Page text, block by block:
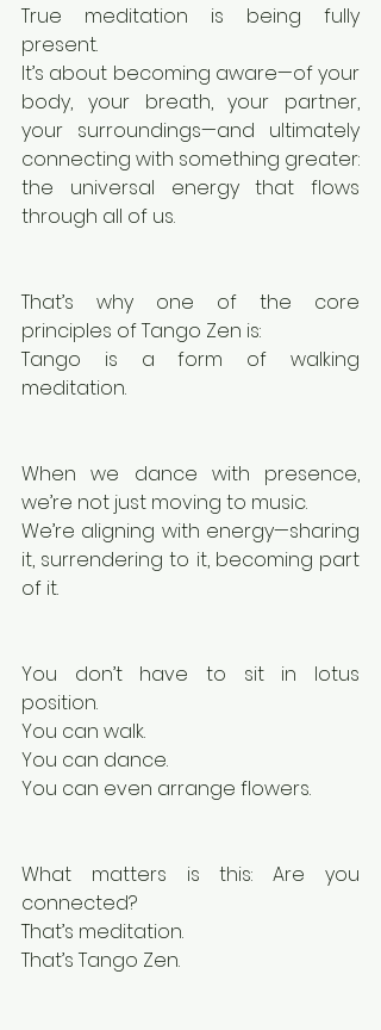
True meditation is being fully
present.
It’s about becoming aware—of your
body, your breath, your partner,
your surroundings—and ultimately
connecting with something greater:
the universal energy that flows
through all of us.
That’s why one of the core
principles of Tango Zen is:
Tango is a form of walking
meditation.
When we dance with presence,
we’re not just moving to music.
We’re aligning with energy—sharing
it, surrendering to it, becoming part
of it.
You don’t have to sit in lotus
position.
You can walk.
You can dance.
You can even arrange flowers.
What matters is this: Are you
connected?
That’s meditation.
That’s Tango Zen.